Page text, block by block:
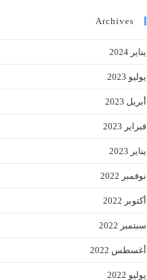
Archives
يناير 2024
يوليو 2023
أبريل 2023
فبراير 2023
يناير 2023
نوفمبر 2022
أكتوبر 2022
سبتمبر 2022
أغسطس 2022
يوليو 2022